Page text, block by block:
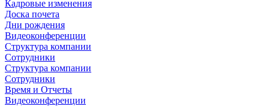
Кадровые изменения
Доска почета
Дни рождения
Видеоконференции
Структура компании
Сотрудники
Структура компании
Сотрудники
Время и Отчеты
Видеоконференции